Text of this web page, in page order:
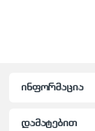
ინფორმაცია
დამატებით